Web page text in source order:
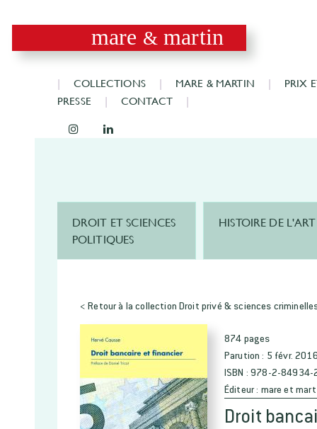
mare & martin
COLLECTIONS MARE & MARTIN
PRIX
PRESSE
CONTACT
DROIT ET SCIENCES
POLITIQUES
HISTOIRE DE L'ART
< Retour à la collection Droit privé & sciences
874 pages
Parution : 5 févr.
ISBN : 978-2-84934-
Éditeur : mare et
Droit